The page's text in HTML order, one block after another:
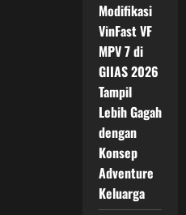
Modifikasi
VinFast VF
MPV 7 di
GIIAS 2026
Tampil
Lebih Gagah
dengan
Konsep
Adventure
Keluarga